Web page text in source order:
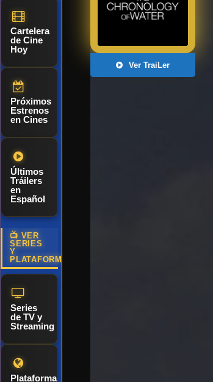
Cartelera
de Cine
Hoy
Próximos
Estrenos
en Cines
Últimos
Tráilers
en
Español
📺 VER
SERIES
Y
PLATAFORMAS
Series
de TV y
Streaming
Plataformas
Ver TraiLer